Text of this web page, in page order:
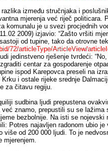
između stručnjaka i
mjerenja već riječ politicara.
komunalu je u svezi procjednih
2009) izjavio: “Zašto vršiti
od tupine, tako da otrovne
72/articleType/ArticleView/
jedinstveno rješenje tvrdeći:
centar za gospodarenje
ispod Karepovca preseli na
i ostale rijeke srednje
za čitavu regiju.
sudbina ljudi prepustena
znamo, prepustili su se
bezbolnije. Na isti se
Potres najavljen radonom ubio
od 200 000 ljudi. To je
mjerenjem.